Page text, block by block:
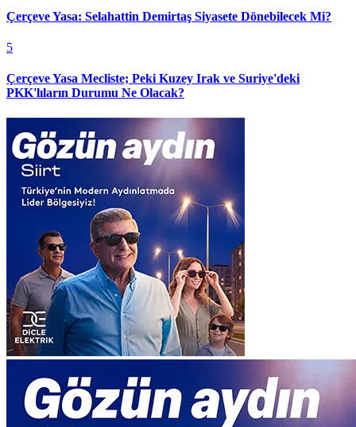
Çerçeve Yasa: Selahattin Demirtaş Siyasete Dönebilecek Mi?
5
Çerçeve Yasa Mecliste; Peki Kuzey Irak ve Suriye'deki
PKK'lıların Durumu Ne Olacak?